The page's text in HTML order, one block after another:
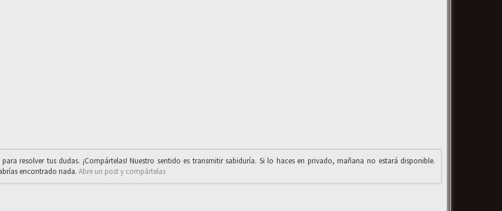
para resolver tus dudas. ¡Compártelas! Nuestro sentido es transmitir sabiduría. Si lo haces en privado, mañana no estará disponible.
encontrado nada. Abre un post y compártelas